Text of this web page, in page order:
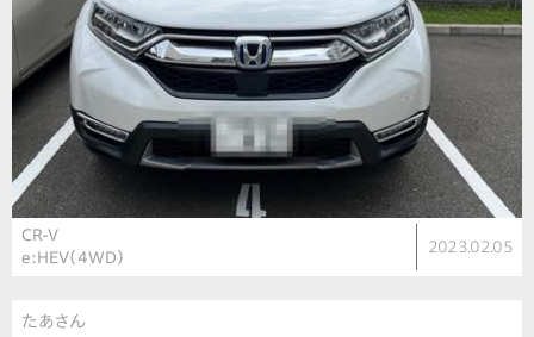
CR-V
e:HEV（4WD）
2023.02.05
たあさん